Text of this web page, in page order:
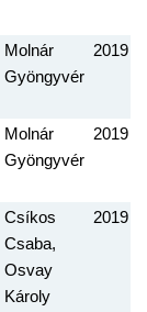
Molnár
Gyöngyvér
2019
Molnár
Gyöngyvér
2019
Csíkos
Csaba,
Osvay
Károly
2019